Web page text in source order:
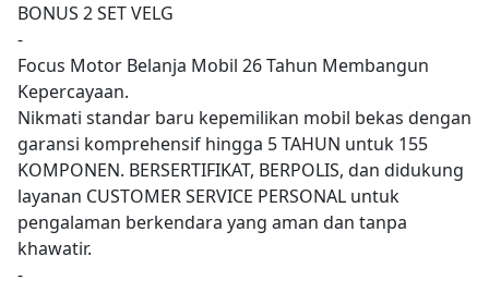
BONUS 2 SET VELG
-
Focus Motor Belanja Mobil 26 Tahun Membangun
Kepercayaan.
Nikmati standar baru kepemilikan mobil bekas dengan
garansi komprehensif hingga 5 TAHUN untuk 155
KOMPONEN. BERSERTIFIKAT, BERPOLIS, dan didukung
layanan CUSTOMER SERVICE PERSONAL untuk
pengalaman berkendara yang aman dan tanpa
khawatir.
-